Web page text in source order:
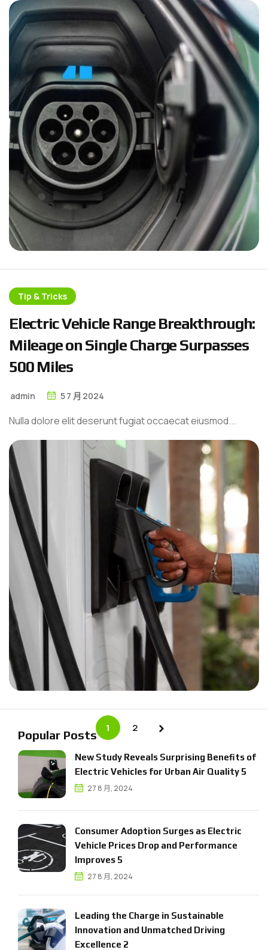
Tip & Tricks
ElectricVehicle Range Breakthrough:
Mileageon Single Charge Surpasses
500 Miles
admin 57 月 2024
Nulla dolore elit deserunt fugiat occaecat eiusmod...
1 2
Popular Posts
New Study Reveals Surprising Benefts of
Electric Vehicles for Urban Air Quality 5
27 8 月, 2024
Consumer Adoption Surges as Electric
Vehicle Prices Drop and Performance
Improves 5
27 8 月, 2024
Leading the Charge in Sustainable
Innovation and Unmatched Driving
Excellence 2